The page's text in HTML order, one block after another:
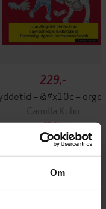
Om
229,-
Camilla Kuhn
EBOK